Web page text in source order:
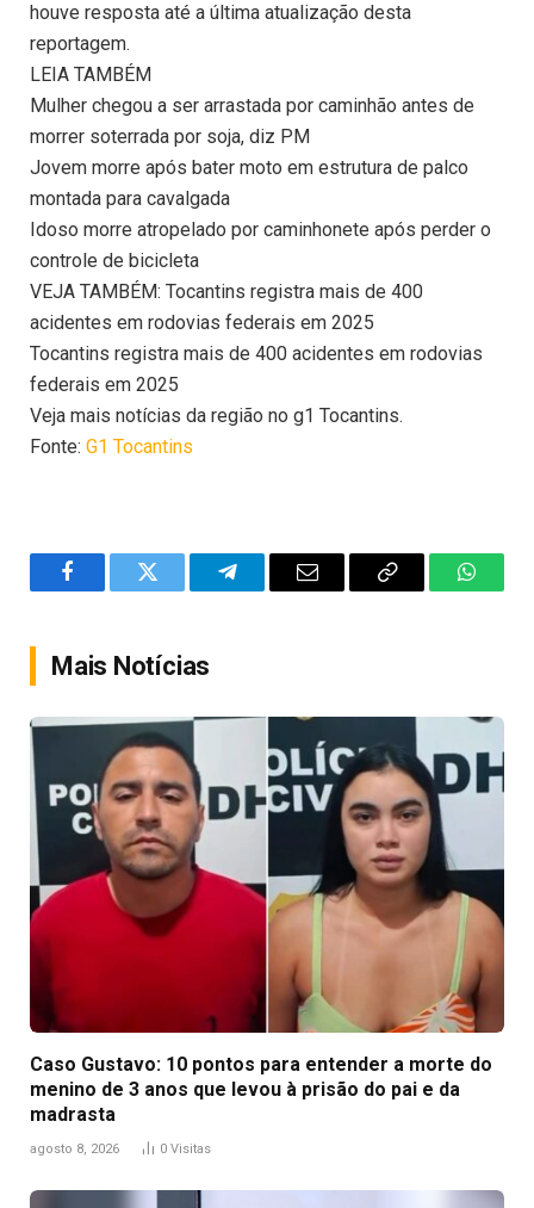
houve resposta até a última atualização desta
reportagem.
LEIA TAMBÉM
Mulher chegou a ser arrastada por caminhão antes de
morrer soterrada por soja, diz PM
Jovem morre após bater moto em estrutura de palco
montada para cavalgada
Idoso morre atropelado por caminhonete após perder o
controle de bicicleta
VEJA TAMBÉM: Tocantins registra mais de 400
acidentes em rodovias federais em 2025
Tocantins registra mais de 400 acidentes em rodovias
federais em 2025
Veja mais notícias da região no g1 Tocantins.
Fonte: G1 Tocantins
FacebookTwitter TelegramEmail
Copy
Mais Notícias
Caso Gustavo: 10 pontos para entender a morte do
menino de 3 anos que levou à prisão do pai e da
madrasta
agosto 8, 2026 0 Visitas